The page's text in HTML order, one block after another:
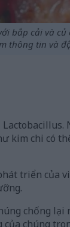
bắp cải và củ
thông tin và
kim chi có
triển
chống
chúng